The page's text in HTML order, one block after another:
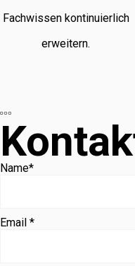
Fachwissen kontinuierlich
erweitern.
Name*
Email *